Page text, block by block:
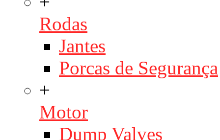
Rodas
Jantes
Porcas de Segurança
+
Motor
Dump Valves